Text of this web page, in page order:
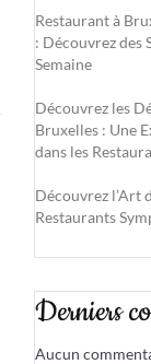
Restaurant à
: Découvrez des
Semaine
Découvrez les
Bruxelles : Une
dans les
Découvrez l’Art
Restaurants
Derniers
Aucun